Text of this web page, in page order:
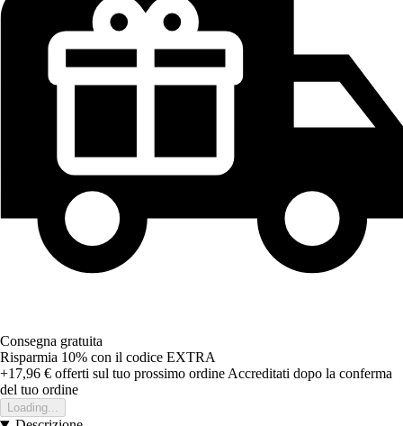
Consegna gratuita
Risparmia 10% con il codice EXTRA
+17,96 € offerti sul tuo prossimo ordine Accreditati dopo la conferma
del tuo ordine
Loading...